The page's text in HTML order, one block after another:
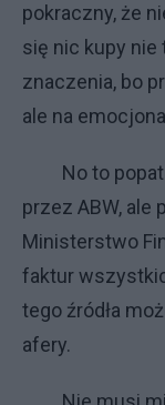
pokraczny, że
się nic kupy nie
znaczenia, bo
ale na
No to
przez ABW, ale
Ministerstwo
faktur
tego źródła
afery.